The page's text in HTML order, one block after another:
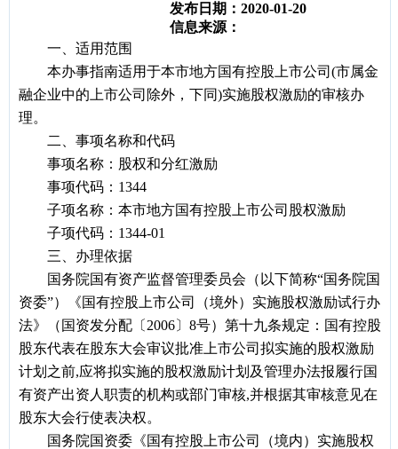
发布日期：2020-01-20
信息来源：
一、适用范围
本办事指南适用于本市地方国有控股上市公司(市属金
融企业中的上市公司除外，下同)实施股权激励的审核办
理。
二、事项名称和代码
事项名称：股权和分红激励
事项代码：1344
子项名称：本市地方国有控股上市公司股权激励
子项代码：1344-01
三、办理依据
国务院国有资产监督管理委员会（以下简称“国务院国
资委”）《国有控股上市公司（境外）实施股权激励试行办
法》（国资发分配〔2006〕8号）第十九条规定：国有控股
股东代表在股东大会审议批准上市公司拟实施的股权激励
计划之前,应将拟实施的股权激励计划及管理办法报履行国
有资产出资人职责的机构或部门审核,并根据其审核意见在
股东大会行使表决权。
国务院国资委《国有控股上市公司（境内）实施股权